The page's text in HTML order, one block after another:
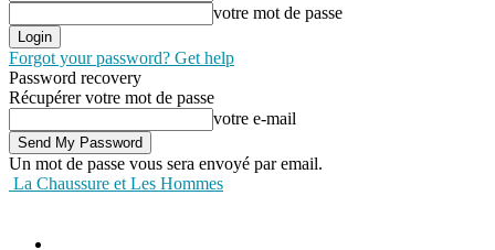
votre mot de passe
Forgot your password? Get help
Password recovery
Récupérer votre mot de passe
votre e-mail
Un mot de passe vous sera envoyé par email.
La Chaussure et Les Hommes